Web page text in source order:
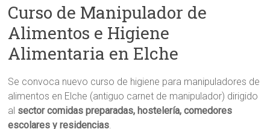
Curso de Manipulador de
Alimentos e Higiene
Alimentaria en Elche
Se convoca nuevo curso de higiene para manipuladores de
alimentos en Elche (antiguo carnet de manipulador) dirigido
al sector comidas preparadas, hostelería, comedores
escolares y residencias